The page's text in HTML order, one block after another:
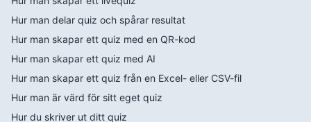
Hur man delar quiz och spårar resultat
Hur man skapar ett quiz med en QR-kod
Hur man skapar ett quiz med AI
Hur man skapar ett quiz från en Excel- eller CSV-fil
Hur man är värd för sitt eget quiz
Hur du skriver ut ditt quiz